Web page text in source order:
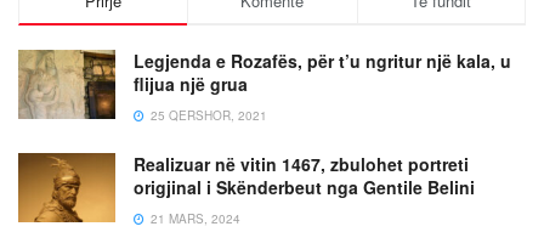
Legjenda e Rozafës, për t’u ngritur një kala, u
flijua një grua
25 QERSHOR, 2021
Realizuar në vitin 1467, zbulohet portreti
origjinal i Skënderbeut nga Gentile Belini
21 MARS, 2024